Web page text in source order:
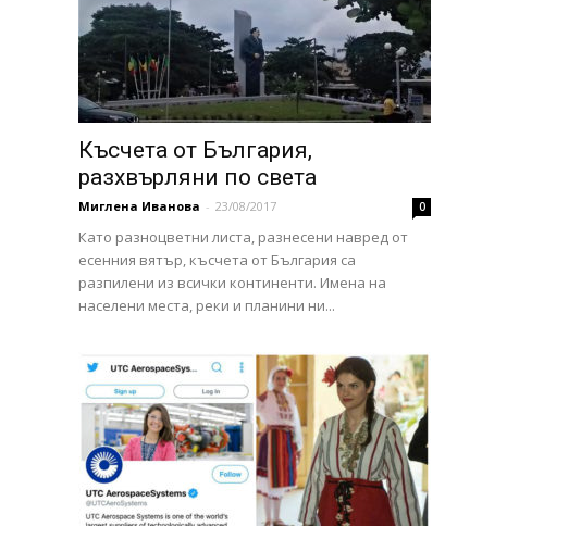
Късчета от България,
разхвърляни по света
Миглена Иванова - 23/08/2017 0
Като разноцветни листа, разнесени навред от
есенния вятър, късчета от България са
разпилени из всички континенти. Имена на
населени места, реки и планини ни...